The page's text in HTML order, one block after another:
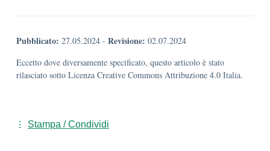
Pubblicato: 27.05.2024 - Revisione: 02.07.2024
Eccetto dove diversamente specificato, questo articolo è stato
rilasciato sotto Licenza Creative Commons Attribuzione 4.0 Italia.
Stampa / Condividi